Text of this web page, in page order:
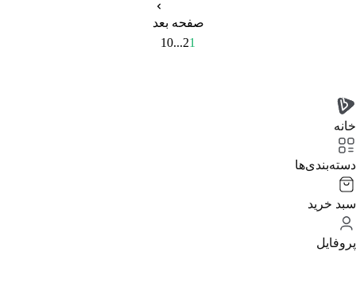
صفحه بعد
1
2
...
10
خانه
دسته‌بندی‌‌ها
سبد خرید
پروفایل